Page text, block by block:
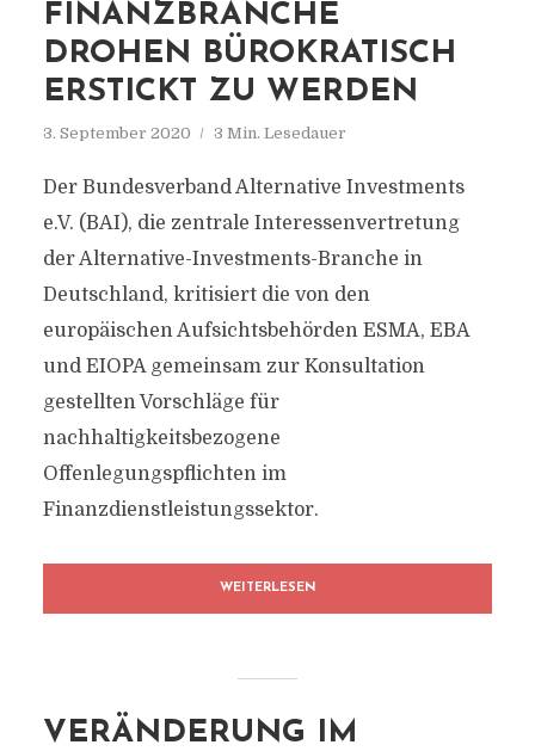
FINANZBRANCHE
DROHEN BÜROKRATISCH
ERSTICKT ZU WERDEN
3. September 2020 3 Min. Lesedauer
Der Bundesverband Alternative Investments
e.V. (BAI), die zentrale Interessenvertretung
der Alternative-Investments-Branche in
Deutschland, kritisiert die von den
europäischen Aufsichtsbehörden ESMA, EBA
und EIOPA gemeinsam zur Konsultation
gestellten Vorschläge für
nachhaltigkeitsbezogene
Offenlegungspflichten im
Finanzdienstleistungssektor.
WEITERLESEN
VERÄNDERUNG IM